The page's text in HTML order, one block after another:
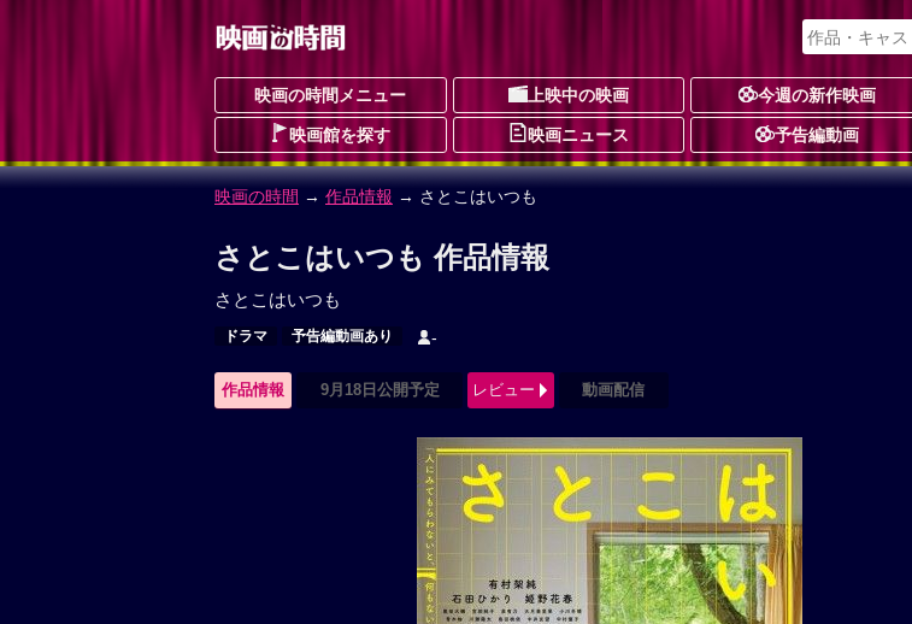
映画の時間メニュー 上映中の映画 今週の新作映画
映画館を探す 映画ニュース 予告編動画
映画の時間 → 作品情報 → さとこはいつも
さとこはいつも 作品情報
さとこはいつも
ドラマ 予告編動画あり -
作品情報 9月18日公開予定 レビュー 動画配信